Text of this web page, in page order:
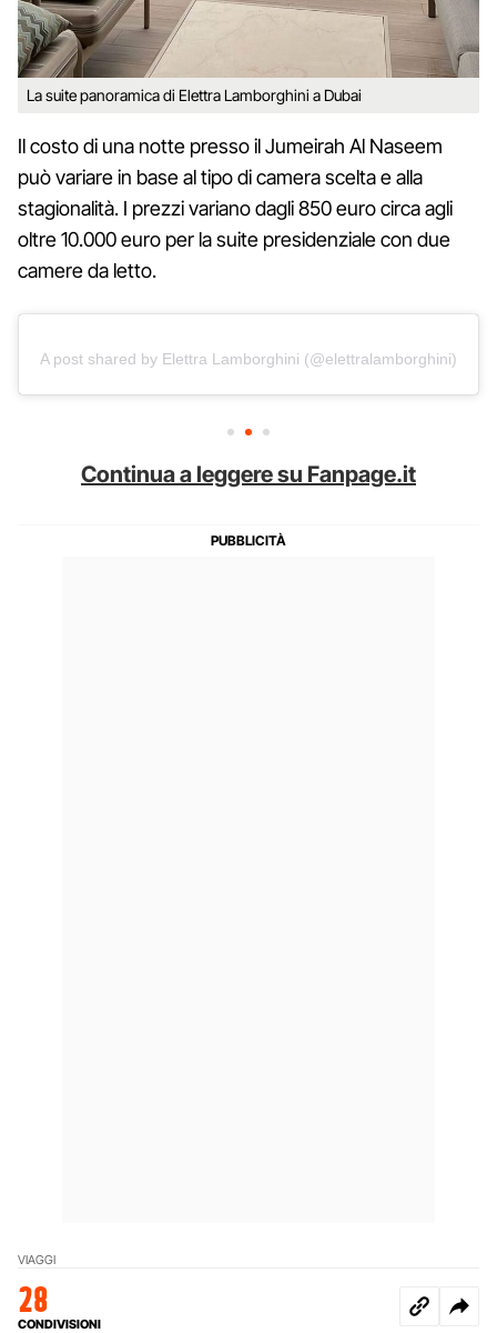
La suite panoramica di Elettra Lamborghini a Dubai
Il costo di una notte presso il Jumeirah Al Naseem
può variare in base al tipo di camera scelta e alla
stagionalità. I prezzi variano dagli 850 euro circa agli
oltre 10.000 euro per la suite presidenziale con due
camere da letto.
A post shared by Elettra Lamborghini (@elettralamborghini)
Continua a leggere su Fanpage.it
VIAGGI
28
CONDIVISIONI